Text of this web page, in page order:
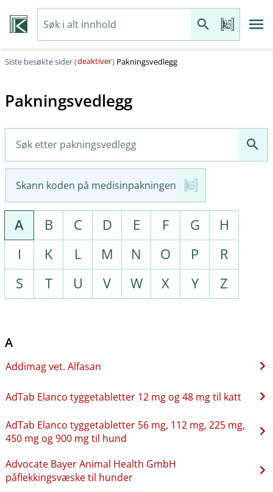
Siste besøkte sider (deaktiver) Pakningsvedlegg
Pakningsvedlegg
Skann koden på medisinpakningen
A B C D E F G
H
I
K L M N O P
R
S
T U V W X Y Z
A
Addimag vet. Alfasan
AdTab Elanco tyggetabletter 12 mg og 48 mg til katt
AdTab Elanco tyggetabletter 56 mg, 112 mg, 225 mg,
450 mg og 900 mg til hund
Advocate Bayer Animal Health GmbH
påflekkingsvæske til hunder